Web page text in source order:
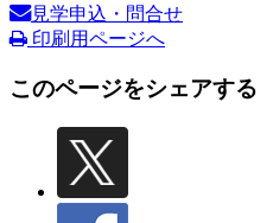
見学申込・問合せ
印刷用ページへ
このページをシェアする